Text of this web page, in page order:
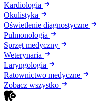
Kardiologia
Okulistyka
Oświetlenie diagnostyczne
Pulmonologia
Sprzęt medyczny
Weterynaria
Laryngologia
Ratownictwo medyczne
Zobacz wszystko